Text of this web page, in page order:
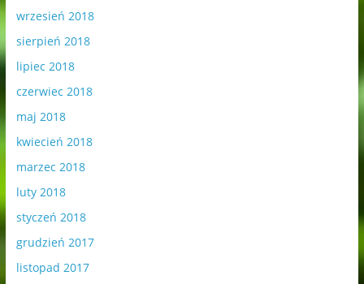
wrzesień 2018
sierpień 2018
lipiec 2018
czerwiec 2018
maj 2018
kwiecień 2018
marzec 2018
luty 2018
styczeń 2018
grudzień 2017
listopad 2017